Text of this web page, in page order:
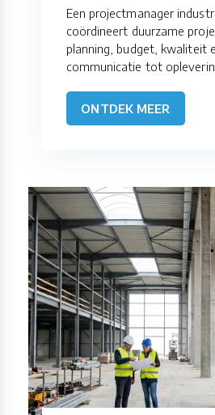
Een projectmanager
coördineert duurzame
planning, budget, kwaliteit
communicatie tot
ONTDEK MEER